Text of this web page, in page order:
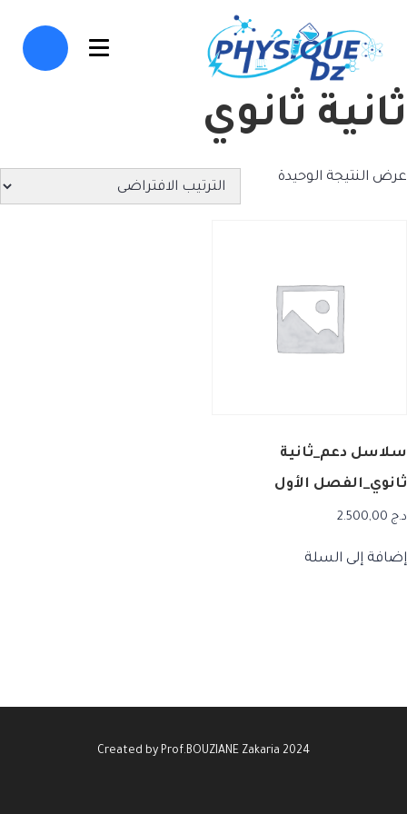
ثانية ثانوي
عرض النتيجة الوحيدة
سلاسل دعم_ثانية
ثانوي_الفصل الأول
د.ج
إضافة إلى السلة
Created by Prof.BOUZIANE Zakaria 2024